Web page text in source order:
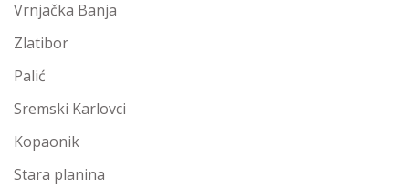
Vrnjačka Banja
Zlatibor
Palić
Sremski Karlovci
Kopaonik
Stara planina